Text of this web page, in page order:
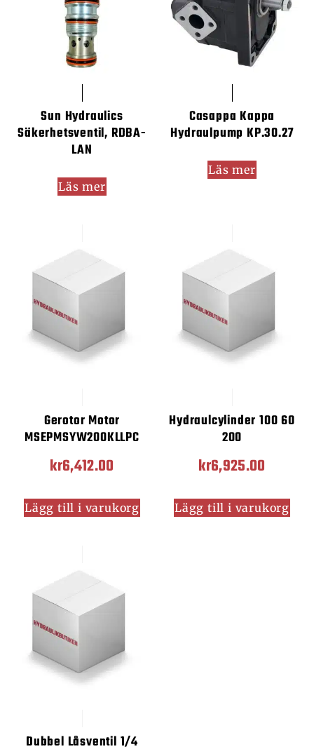
Sun Hydraulics
Säkerhetsventil, RDBA-
LAN
Läs mer
Casappa Kappa
Hydraulpump KP.30.27
Läs mer
Gerotor Motor
MSEPMSYW200KLLPC
kr6,412.00
Lägg till i varukorg
Hydraulcylinder 100 60
200
kr6,925.00
Lägg till i varukorg
Dubbel Låsventil 1/4